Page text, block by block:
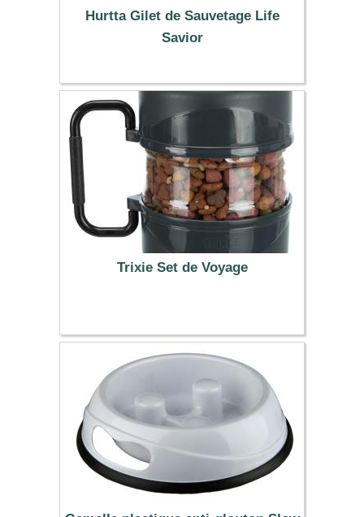
Hurtta Gilet de Sauvetage Life
Savior
74.99 €
Trixie Set de Voyage
8.39 €